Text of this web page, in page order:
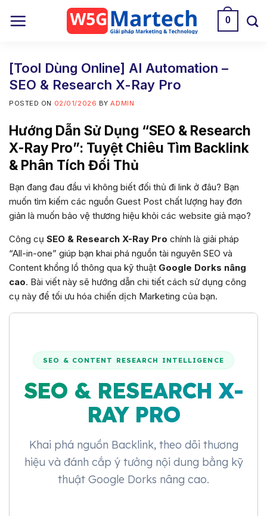
0
[Tool Dùng Online] AI Automation –
SEO & Research X-Ray Pro
POSTED ON 02/01/2026 BYADMIN
Hướng Dẫn Sử Dụng “SEO & Research
X-Ray Pro”: Tuyệt Chiêu Tìm Backlink
& Phân Tích Đối Thủ
Bạn đang đau đầu vì không biết đối thủ đi link ở đâu? Bạn
muốn tìm kiếm các nguồn Guest Post chất lượng hay đơn
giản là muốn bảo vệ thương hiệu khỏi các website giả mạo?
Công cụ SEO & Research X-Ray Pro chính là giải pháp
“All-in-one” giúp bạn khai phá nguồn tài nguyên SEO và
Content khổng lồ thông qua kỹ thuật Google Dorks nâng
cao. Bài viết này sẽ hướng dẫn chi tiết cách sử dụng công
cụ này để tối ưu hóa chiến dịch Marketing của bạn.